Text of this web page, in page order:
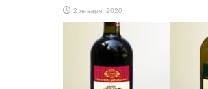
2 января, 2020